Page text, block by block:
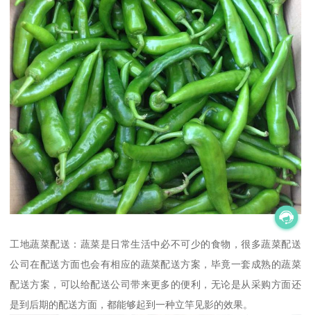
工地蔬菜配送：蔬菜是日常生活中必不可少的食物，很多蔬菜配送
公司在配送方面也会有相应的蔬菜配送方案，毕竟一套成熟的蔬菜
配送方案，可以给配送公司带来更多的便利，无论是从采购方面还
是到后期的配送方面，都能够起到一种立竿见影的效果。